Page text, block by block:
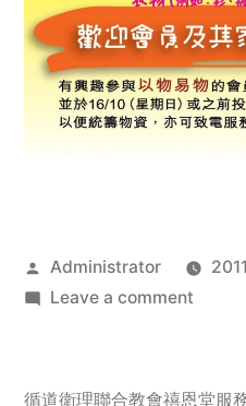
Posted
by
Administrator
Leave a commenton
服
循道衛理聯合教會禧恩堂服